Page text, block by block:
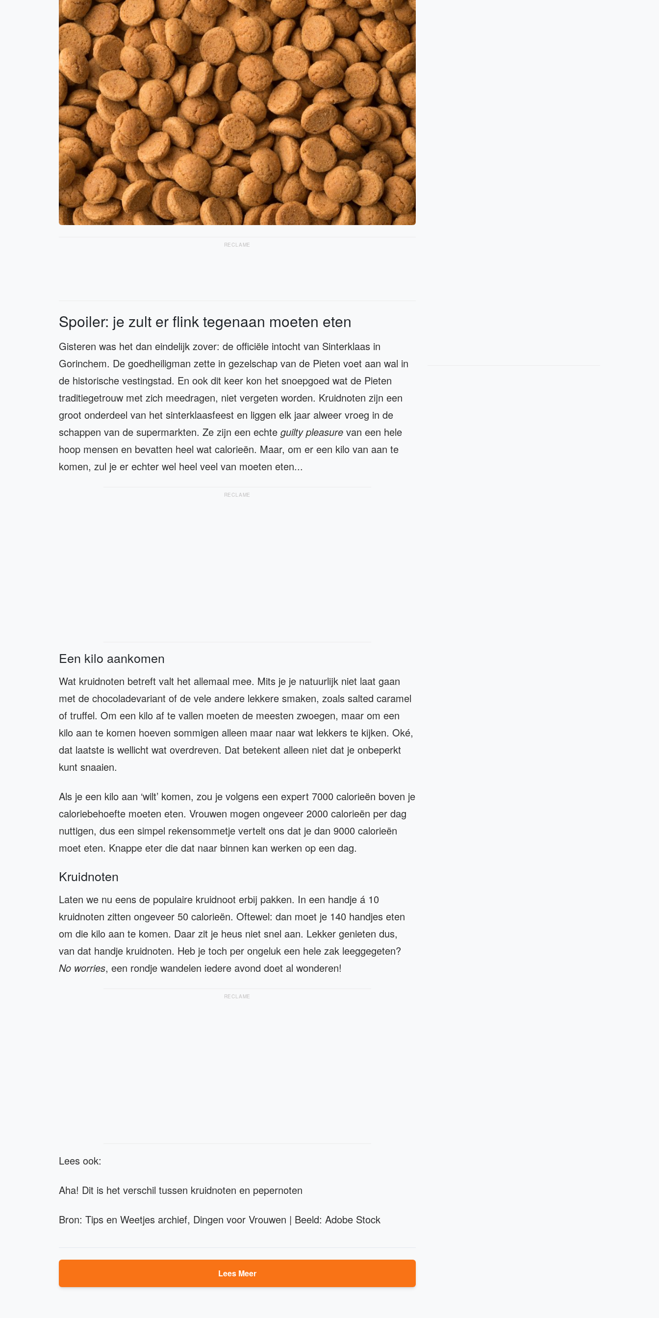
RECLAME
Spoiler: je zult er flink tegenaan moeten eten
Gisteren was het dan eindelijk zover: de officiële intocht van Sinterklaas in
Gorinchem. De goedheiligman zette in gezelschap van de Pieten voet aan wal in
de historische vestingstad. En ook dit keer kon het snoepgoed wat de Pieten
traditiegetrouw met zich meedragen, niet vergeten worden. Kruidnoten zijn een
groot onderdeel van het sinterklaasfeest en liggen elk jaar alweer vroeg in de
schappen van de supermarkten. Ze zijn een echte guilty pleasure van een hele
hoop mensen en bevatten heel wat calorieën. Maar, om er een kilo van aan te
komen, zul je er echter wel heel veel van moeten eten...
RECLAME
Een kilo aankomen
Wat kruidnoten betreft valt het allemaal mee. Mits je je natuurlijk niet laat gaan
met de chocoladevariant of de vele andere lekkere smaken, zoals salted caramel
of truffel. Om een kilo af te vallen moeten de meesten zwoegen, maar om een
kilo aan te komen hoeven sommigen alleen maar naar wat lekkers te kijken. Oké,
dat laatste is wellicht wat overdreven. Dat betekent alleen niet dat je onbeperkt
kunt snaaien.
Als je een kilo aan ‘wilt’ komen, zou je volgens een expert 7000 calorieën boven je
caloriebehoefte moeten eten. Vrouwen mogen ongeveer 2000 calorieën per dag
nuttigen, dus een simpel rekensommetje vertelt ons dat je dan 9000 calorieën
moet eten. Knappe eter die dat naar binnen kan werken op een dag.
Kruidnoten
Laten we nu eens de populaire kruidnoot erbij pakken. In een handje á 10
kruidnoten zitten ongeveer 50 calorieën. Oftewel: dan moet je 140 handjes eten
om die kilo aan te komen. Daar zit je heus niet snel aan. Lekker genieten dus,
van dat handje kruidnoten. Heb je toch per ongeluk een hele zak leeggegeten?
No worries, een rondje wandelen iedere avond doet al wonderen!
RECLAME
Lees ook:
Aha! Dit is het verschil tussen kruidnoten en pepernoten
Bron: Tips en Weetjes archief, Dingen voor Vrouwen | Beeld: Adobe Stock
Lees Meer